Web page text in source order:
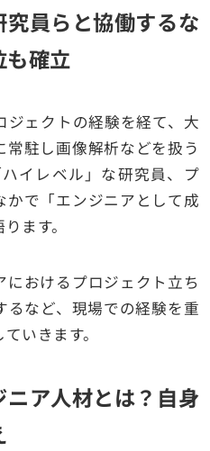
究員らと協働するな
も確立
ェクトの経験を経て、大
駐し画像解析などを扱う
イレベル」な研究員、プ
かで「エンジニアとして成
ます。
おけるプロジェクト立ち
など、現場での経験を重
いきます。
ア人材とは？自身